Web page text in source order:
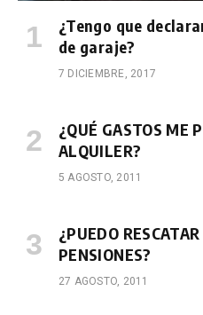
¿Tengo que
de garaje?
7 DICIEMBRE, 2017
¿QUÉ GASTOS ME
ALQUILER?
5 AGOSTO, 2011
¿PUEDO
PENSIONES?
27 AGOSTO, 2011